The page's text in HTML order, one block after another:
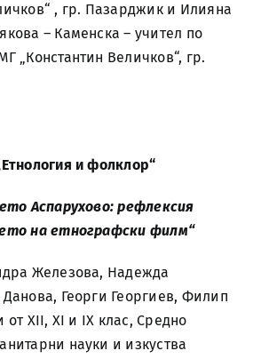
, гр. Пазарджик и Илияна
– Каменска – учител по
„Константин Величков“, гр.
и фолклор“
Аспарухово: рефлексия
на етнографски филм“
Железова, Надежда
Георги Георгиев, Филип
от XII, XI и IX клас, Средно
науки и изкуства